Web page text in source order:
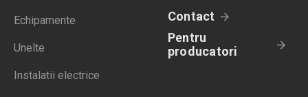
Echipamente
Unelte
Instalatii electrice
Contact
Pentru
producatori